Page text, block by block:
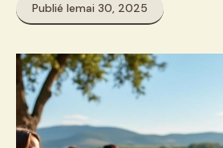
Publié lemai 30, 2025